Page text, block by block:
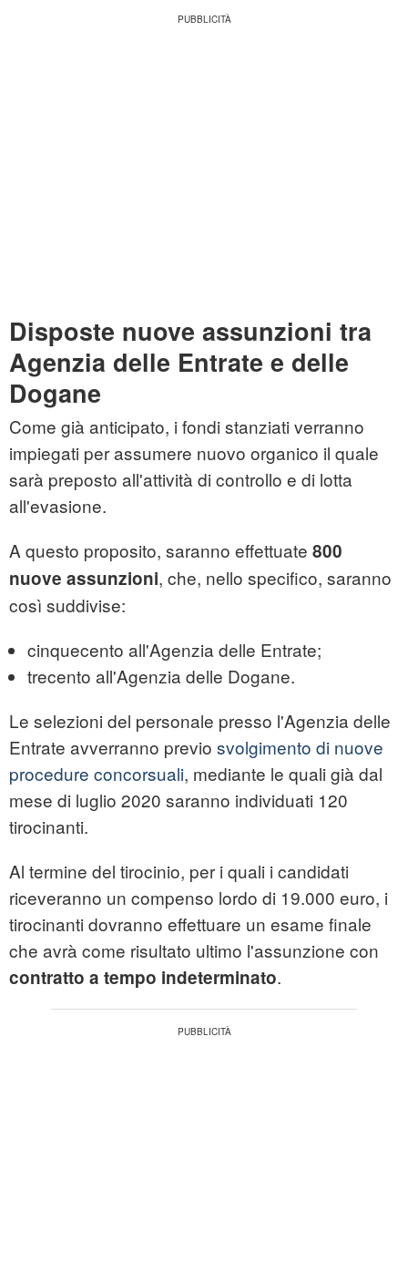
Disposte nuove assunzioni tra
Agenzia delle Entrate e delle
Dogane
Come già anticipato, i fondi stanziati verranno
impiegati per assumere nuovo organico il quale
sarà preposto all'attività di controllo e di lotta
all'evasione.
A questo proposito, saranno effettuate 800
nuove assunzioni, che, nello specifico, saranno
così suddivise:
cinquecento all'Agenzia delle Entrate;
trecento all'Agenzia delle Dogane.
Le selezioni del personale presso l'Agenzia delle
Entrate avverranno previo svolgimento di nuove
procedure concorsuali, mediante le quali già dal
mese di luglio 2020 saranno individuati 120
tirocinanti.
Al termine del tirocinio, per i quali i candidati
riceveranno un compenso lordo di 19.000 euro, i
tirocinanti dovranno effettuare un esame finale
che avrà come risultato ultimo l'assunzione con
contratto a tempo indeterminato.